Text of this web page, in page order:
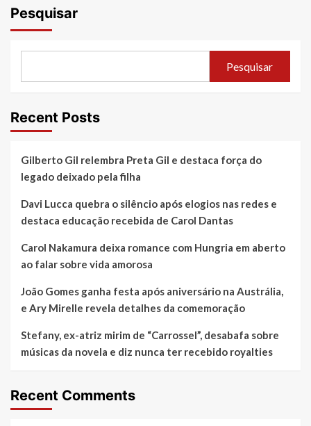
Pesquisar
Pesquisar
Recent Posts
Gilberto Gil relembra Preta Gil e destaca força do
legado deixado pela filha
Davi Lucca quebra o silêncio após elogios nas redes e
destaca educação recebida de Carol Dantas
Carol Nakamura deixa romance com Hungria em aberto
ao falar sobre vida amorosa
João Gomes ganha festa após aniversário na Austrália,
e Ary Mirelle revela detalhes da comemoração
Stefany, ex-atriz mirim de “Carrossel”, desabafa sobre
músicas da novela e diz nunca ter recebido royalties
Recent Comments